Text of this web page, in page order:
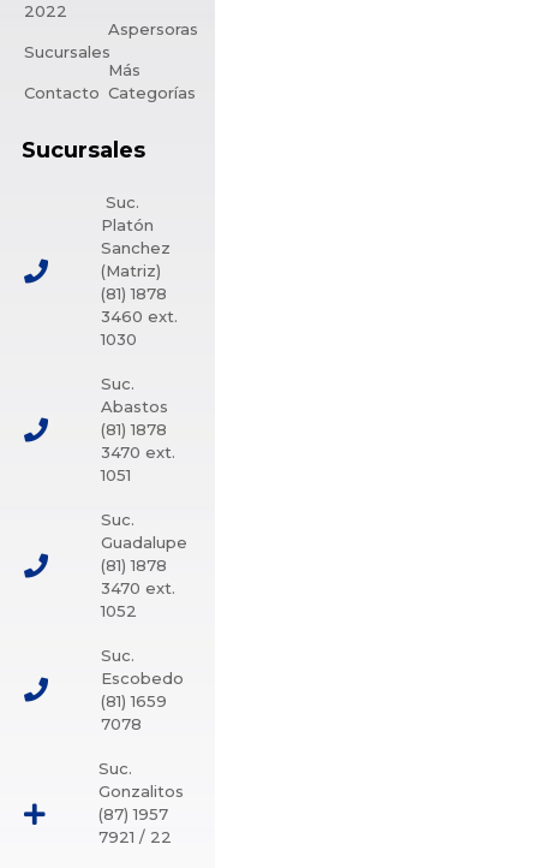
2022
Sucursales
Contacto
Aspersoras
Más
Categorías
Sucursales
Suc.
Platón
Sanchez
(Matriz)
(81) 1878
3460 ext.
1030
Suc.
Abastos
(81) 1878
3470 ext.
1051
Suc.
Guadalupe
(81) 1878
3470 ext.
1052
Suc.
Escobedo
(81) 1659
7078
Suc.
Gonzalitos
(87) 1957
7921 / 22